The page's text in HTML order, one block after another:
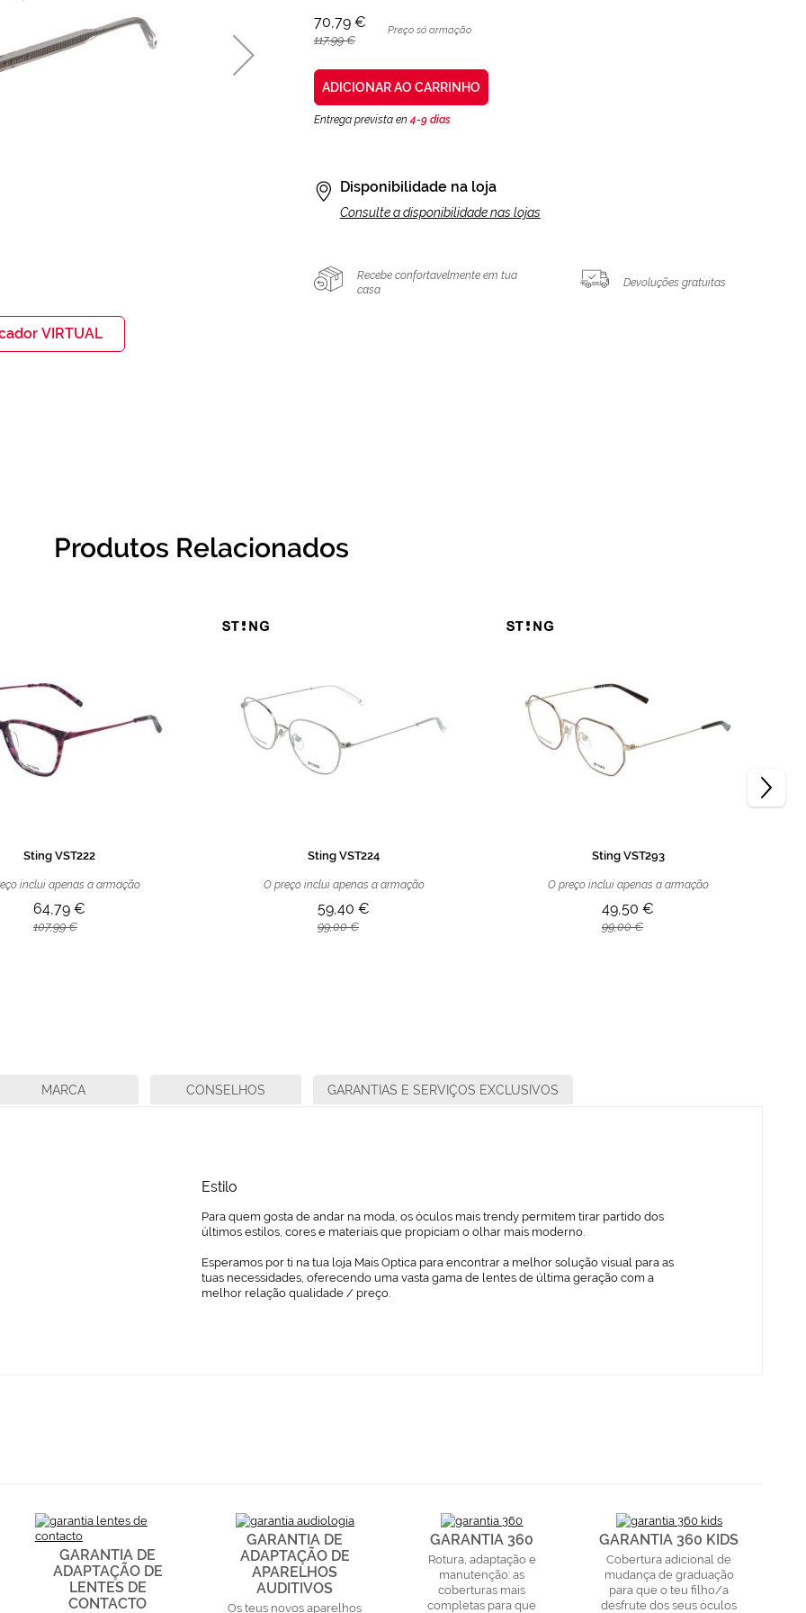
VIRTUAL
70,79 €
117,99 €
Preço só armação
ADICIONAR AO CARRINHO
Entrega prevista en4-9 días
Disponibilidade na loja
Consulte a disponibilidade nas lojas
Recebe confortavelmente em tua
casa
Devoluções gratuitas
Produtos Relacionados
Sting VST222
inclui apenas a armação
64,79 €
107,99 €
Sting VST224
O preço inclui apenas a armação
59,40 €
99,00 €
Sting VST293
O preço inclui apenas a armação
49,50 €
99,00 €
Estilo
Para quem gosta de andar na moda, os óculos mais trendy permitem tirar partido dos
últimos estilos, cores e materiais que propiciam o olhar mais moderno.
Esperamos por ti na tua loja Mais Optica para encontrar a melhor solução visual para as
tuas necessidades, oferecendo uma vasta gama de lentes de última geração com a
melhor relação qualidade / preço.
MARCA CONSELHOS GARANTIAS E SERVIÇOS EXCLUSIVOS
GARANTIA DE
ADAPTAÇÃO DE
LENTES DE
CONTACTO
GARANTIA DE
ADAPTAÇÃO DE
APARELHOS
AUDITIVOS
Os teus novos aparelhos
GARANTIA 360
Rotura, adaptação e
manutenção: as
coberturas mais
completas para que
GARANTIA 360 KIDS
Cobertura adicional de
mudança de graduação
para que o teu filho/a
desfrute dos seus óculos